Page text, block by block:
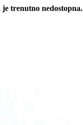
trenutno nedostopna.